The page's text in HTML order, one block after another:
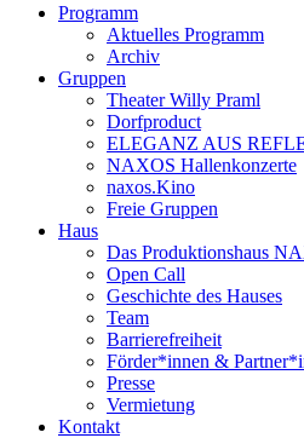
Programm
Aktuelles Programm
Archiv
Gruppen
Theater Willy Praml
Dorfproduct
ELEGANZ AUS
NAXOS Hallenkonzerte
naxos.Kino
Freie Gruppen
Haus
Das Produktionshaus
Open Call
Geschichte des Hauses
Team
Barrierefreiheit
Förder*innen &
Presse
Vermietung
Kontakt